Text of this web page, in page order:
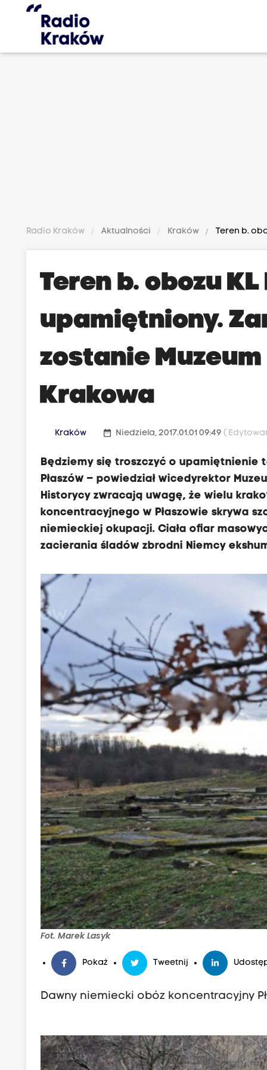
Radio Kraków Aktualności Kraków Teren b.
Teren b. obozu
upamiętniony.
zostanie
Krakowa
Kraków date_range Niedziela, 2017.01.01 09:49(
Będziemy się troszczyć o upamiętnienie
Płaszów – powiedział wicedyrektor
Historycy zwracają uwagę, że wielu
koncentracyjnego w Płaszowie skrywa
niemieckiej okupacji. Ciała ofiar
zacierania śladów zbrodni Niemcy
Fot. Marek Lasyk
Pokaż Tweetnij
Dawny niemiecki obóz koncentracyjny